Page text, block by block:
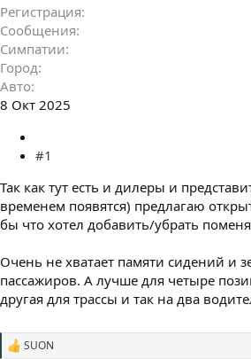
Регистрация
Сообщения
Симпатии
Город
Авто
8 Окт 2025
#1
Так как тут есть и дилеры и
временем появятся) предлагаю
бы что хотел добавить/убрать
Очень не хватает памяти сидений и
пассажиров. А лучше для четыре
другая для трассы и так на два
С
SUON